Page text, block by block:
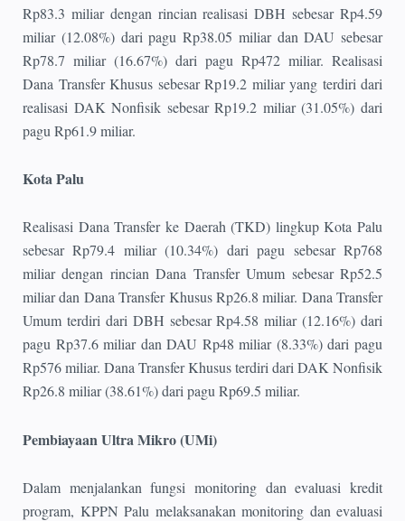
Rp83.3 miliar dengan rincian realisasi DBH sebesar Rp4.59
miliar (12.08%) dari pagu Rp38.05 miliar dan DAU sebesar
Rp78.7 miliar (16.67%) dari pagu Rp472 miliar. Realisasi
Dana Transfer Khusus sebesar Rp19.2 miliar yang terdiri dari
realisasi DAK Nonfisik sebesar Rp19.2 miliar (31.05%) dari
pagu Rp61.9 miliar.
Kota Palu
Realisasi Dana Transfer ke Daerah (TKD) lingkup Kota Palu
sebesar Rp79.4 miliar (10.34%) dari pagu sebesar Rp768
miliar dengan rincian Dana Transfer Umum sebesar Rp52.5
miliar dan Dana Transfer Khusus Rp26.8 miliar. Dana Transfer
Umum terdiri dari DBH sebesar Rp4.58 miliar (12.16%) dari
pagu Rp37.6 miliar dan DAU Rp48 miliar (8.33%) dari pagu
Rp576 miliar. Dana Transfer Khusus terdiri dari DAK Nonfisik
Rp26.8 miliar (38.61%) dari pagu Rp69.5 miliar.
Pembiayaan Ultra Mikro (UMi)
Dalam menjalankan fungsi monitoring dan evaluasi kredit
program, KPPN Palu melaksanakan monitoring dan evaluasi